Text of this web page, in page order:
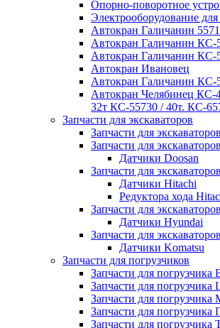
Опорно-поворотное
Электрооборудование для
Автокран Галичанин
Автокран Галичанин КС-
Автокран Галичанин КС-
Автокран Ивановец
Автокран Галичанин КС-
Автокран Челябинец КС-
32т КС-55730 / 40т. КС-
Запчасти для экскаваторов
Запчасти для
Запчасти для
Датчики Doosan
Запчасти для
Датчики Hitachi
Редуктора хода
Запчасти для
Датчики Hyundai
Запчасти для
Датчики Komatsu
Запчасти для погрузчиков
Запчасти для погрузчика
Запчасти для погрузчика
Запчасти для
Запчасти для
Запчасти для погрузчика